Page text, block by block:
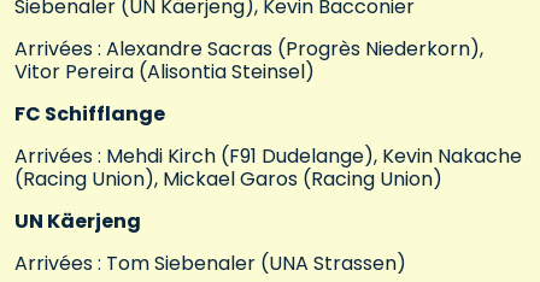
Siebenaler (UN Käerjeng), Kevin Bacconier
Arrivées : Alexandre Sacras (Progrès Niederkorn),
Vitor Pereira (Alisontia Steinsel)
FC Schifflange
Arrivées : Mehdi Kirch (F91 Dudelange), Kevin Nakache
(Racing Union), Mickael Garos (Racing Union)
UN Käerjeng
Arrivées : Tom Siebenaler (UNA Strassen)